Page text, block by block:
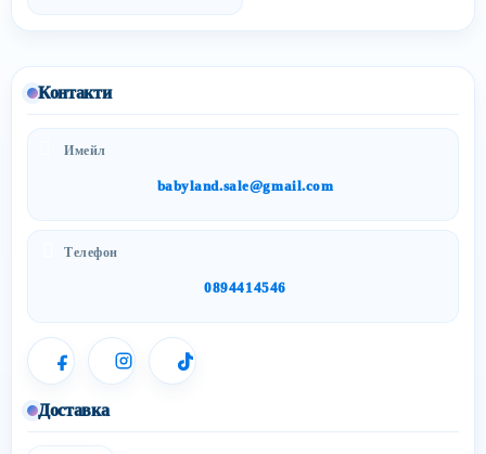
Контакти
Имейл
babyland.sale@gmail.com
Телефон
0894414546
Доставка